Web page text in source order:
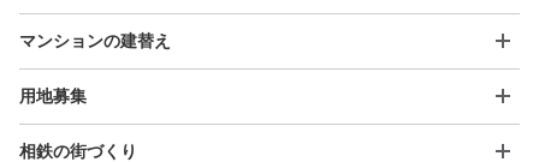
マンションの建替え
用地募集
相鉄の街づくり